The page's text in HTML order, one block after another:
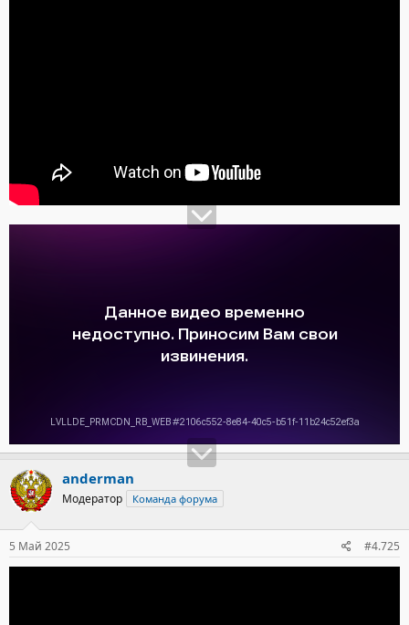
anderman
Модератор Команда форума
5 Май 2025 #4.725